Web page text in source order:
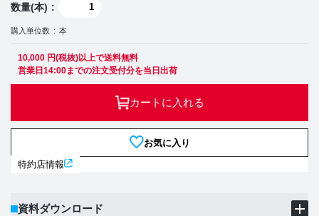
数量(本)
購入単位数 本
10,000 円(税抜)以上で送料無料
営業日14:00までの注文受付分を当日出荷
カートに入れる
お気に入り
特約店情報
資料ダウンロード